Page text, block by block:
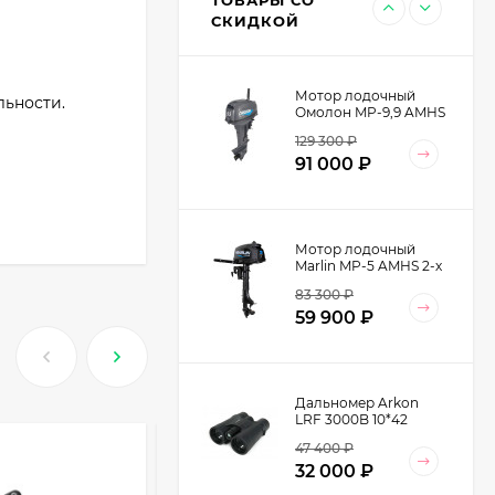
СКИДКОЙ
Кожа натуральная
цвет Хаки
9 990
Мотор лодочный
Омолон MP-9,9 AMHS
129 300₽
91 000 ₽
Мотор лодочный
Marlin MP-5 AMHS 2-х
83 300₽
59 900 ₽
Дальномер Arkon
LRF 3000B 10*42
47 400₽
32 000 ₽